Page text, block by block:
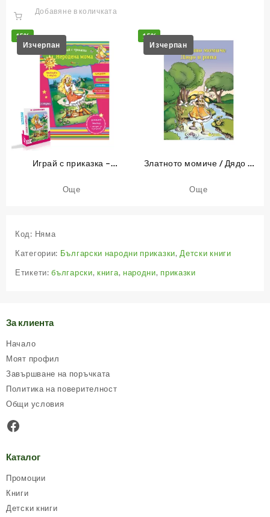
Добавяне в количката
15%
Играй с приказка –
Още
15%
Златното момиче / Дядо и
Още
Код: Няма
Категории: Български народни приказки,Детски книги
Етикети:български,книга, народни, приказки
За клиента
Начало
Моят профил
Завършване на поръчката
Политика на поверителност
Общи условия
Facebook
Каталог
Промоции
Книги
Детски книги